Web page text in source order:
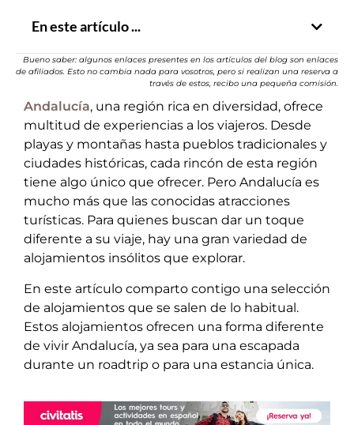
En este artículo ...
Bueno saber: algunos enlaces presentes en los artículos del blog son enlaces
de afiliados. Esto no cambia nada para vosotros, pero si realizan una reserva a
través de estos, recibo una pequeña comisión.
Andalucía, una región rica en diversidad, ofrece
multitud de experiencias a los viajeros. Desde
playas y montañas hasta pueblos tradicionales y
ciudades históricas, cada rincón de esta región
tiene algo único que ofrecer. Pero Andalucía es
mucho más que las conocidas atracciones
turísticas. Para quienes buscan dar un toque
diferente a su viaje, hay una gran variedad de
alojamientos insólitos que explorar.
En este artículo comparto contigo una selección
de alojamientos que se salen de lo habitual.
Estos alojamientos ofrecen una forma diferente
de vivir Andalucía, ya sea para una escapada
durante un roadtrip o para una estancia única.